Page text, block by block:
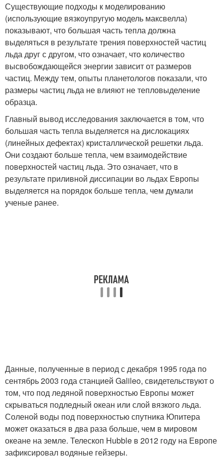
Существующие подходы к моделированию
(использующие вязкоупругую модель максвелла)
показывают, что большая часть тепла должна
выделяться в результате трения поверхностей частиц
льда друг с другом, что означает, что количество
высвобождающейся энергии зависит от размеров
частиц. Между тем, опыты планетологов показали, что
размеры частиц льда не влияют не тепловыделение
образца.
Главный вывод исследования заключается в том, что
большая часть тепла выделяется на дислокациях
(линейных дефектах) кристаллической решетки льда.
Они создают больше тепла, чем взаимодействие
поверхностей частиц льда. Это означает, что в
результате приливной диссипации во льдах Европы
выделяется на порядок больше тепла, чем думали
ученые ранее.
Данные, полученные в период с декабря 1995 года по
сентябрь 2003 года станцией Galileo, свидетельствуют о
том, что под ледяной поверхностью Европы может
скрываться подледный океан или слой вязкого льда.
Соленой воды под поверхностью спутника Юпитера
может оказаться в два раза больше, чем в мировом
океане на земле. Телескоп Hubble в 2012 году на Европе
зафиксировал водяные гейзеры.